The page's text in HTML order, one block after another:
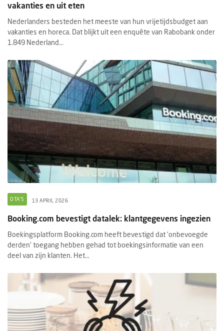
vakanties en uit eten
Nederlanders besteden het meeste van hun vrijetijdsbudget aan
vakanties en horeca. Dat blijkt uit een enquête van Rabobank onder
1.849 Nederland...
OTA'S 13 APRIL 2026
Booking.com bevestigt datalek: klantgegevens ingezien
Boekingsplatform Booking.com heeft bevestigd dat 'onbevoegde
derden' toegang hebben gehad tot boekingsinformatie van een
deel van zijn klanten. Het...